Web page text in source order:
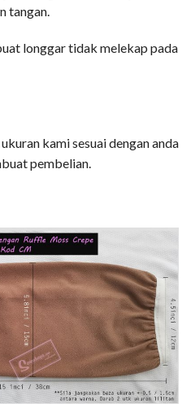
tangan.
longgar tidak melekap pada
kami sesuai dengan anda
pembelian.